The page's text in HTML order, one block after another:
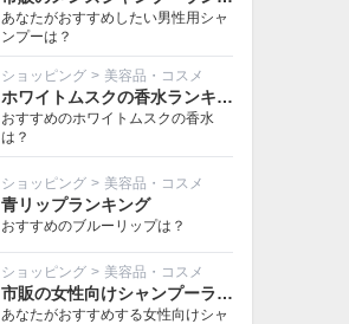
あなたがおすすめしたい男性用シャ
ンプーは？
ショッピング > 美容品・コスメ
ホワイトムスクの香水ランキング
おすすめのホワイトムスクの香水
は？
ショッピング > 美容品・コスメ
青リップランキング
おすすめのブルーリップは？
ショッピング > 美容品・コスメ
市販の女性向けシャンプーランキング
あなたがおすすめする女性向けシャ